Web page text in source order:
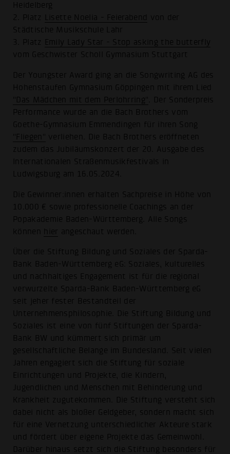
Heidelberg
2. Platz Lisette Noelia - Feierabend
von der
Städtische Musikschule Lahr
3. Platz Emily Lady Star - Stop asking the butterfly
vom Geschwister Scholl Gymnasium Stuttgart
Der Youngster Award ging an die Songwriting AG des
Hohenstaufen Gymnasium Göppingen mit ihrem Lied
"Das Mädchen mit dem Perlohrring" . Der Sonderpreis
Performance wurde an die Bach Brothers vom
Goethe-Gymnasium Emmendingen für ihren Song
"Fliegen" verliehen. Die Bach Brothers eröffneten
zudem das Jubiläumskonzert der 20. Ausgabe des
Internationalen Straßenmusikfestivals in
Ludwigsburg am 16.05.2024.
Die Gewinner:innen erhalten Sachpreise in Höhe von
10.000 € sowie professionelle Coachings an der
Popakademie Baden-Württemberg. Alle Songs
können
hier angeschaut werden.
Über die Stiftung Bildung und Soziales der Sparda-
Bank Baden-Württemberg eG: Soziales, kulturelles
und nachhaltiges Engagement ist für die regional
verwurzelte Sparda-Bank Baden-Württemberg eG
seit jeher fester Bestandteil der
Unternehmensphilosophie. Die Stiftung Bildung und
Soziales ist eine von fünf Stiftungen der Sparda-
Bank BW und kümmert sich primär um
gesellschaftliche Belange im Bundesland. Seit vielen
Jahren engagiert sich die Stiftung für soziale
Einrichtungen und Projekte, die Kindern,
Jugendlichen und Menschen mit Behinderung und
Krankheit zugutekommen. Die Stiftung versteht sich
dabei nicht als bloßer Geldgeber, sondern macht sich
für eine Vernetzung unterschiedlicher Akteure stark
und fördert über eigene Projekte das Gemeinwohl.
Darüber hinaus setzt sich die Stiftung besonders für